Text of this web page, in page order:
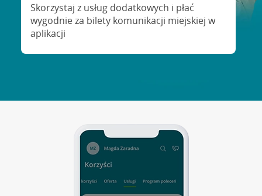
Skorzystaj z usług dodatkowych i płać
wygodnie za bilety komunikacji miejskiej w
aplikacji